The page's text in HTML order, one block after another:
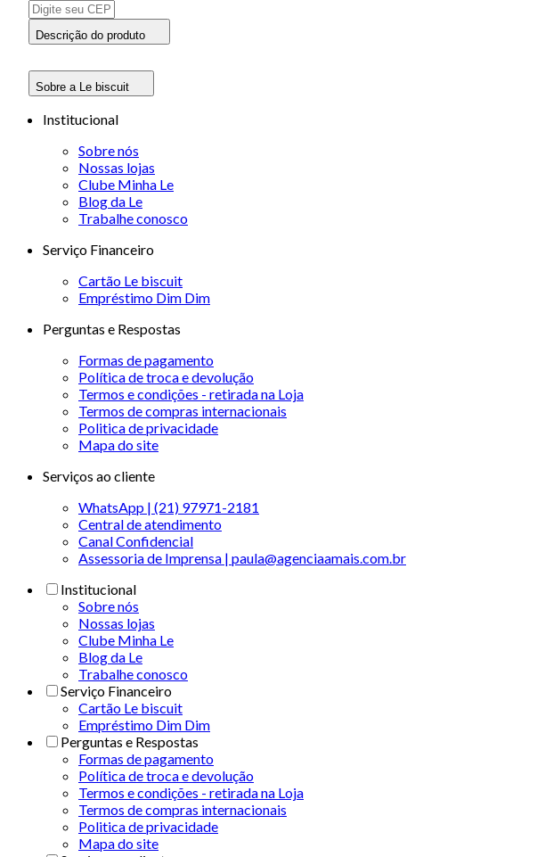
Descrição do produto
Sobre a Le biscuit
Institucional
Sobre nós
Nossas lojas
Clube Minha Le
Blog da Le
Trabalhe conosco
Serviço Financeiro
Cartão Le biscuit
Empréstimo Dim Dim
Perguntas e Respostas
Formas de pagamento
Política de troca e devolução
Termos e condições - retirada na Loja
Termos de compras internacionais
Politica de privacidade
Mapa do site
Serviços ao cliente
WhatsApp | (21) 97971-2181
Central de atendimento
Canal Confidencial
Assessoria de Imprensa | paula@agenciaamais.com.br
Institucional
Sobre nós
Nossas lojas
Clube Minha Le
Blog da Le
Trabalhe conosco
Serviço Financeiro
Cartão Le biscuit
Empréstimo Dim Dim
Perguntas e Respostas
Formas de pagamento
Política de troca e devolução
Termos e condições - retirada na Loja
Termos de compras internacionais
Politica de privacidade
Mapa do site